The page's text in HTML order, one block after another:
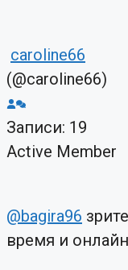
caroline66
(@caroline66)
Записи: 19
Active Member
@bagira96
время и